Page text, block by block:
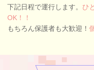
下記日程で運行します。 ひ
OK！！
もちろん保護者も大歓迎！